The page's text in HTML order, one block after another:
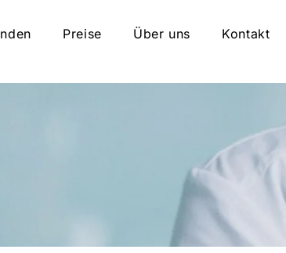
Preise Über uns Kontakt